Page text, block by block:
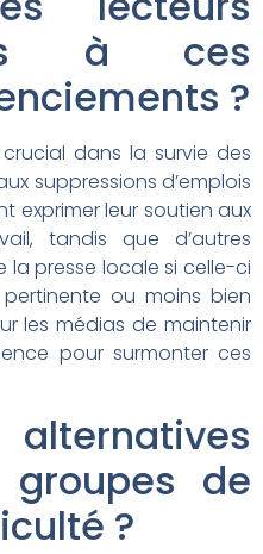
ils à ces
?
dans la survie des
suppressions d’emplois
exprimer leur soutien aux
tandis que d’autres
la presse locale si celle-ci
ou moins bien
les médias de maintenir
pour surmonter ces
groupes de
?